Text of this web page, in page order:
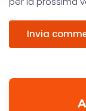
Invia